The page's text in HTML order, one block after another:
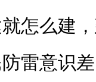
怎么建，
雷意识